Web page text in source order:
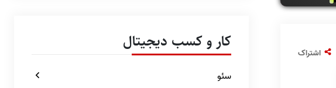
اشتراک
کار و کسب دیجیتال
سئو